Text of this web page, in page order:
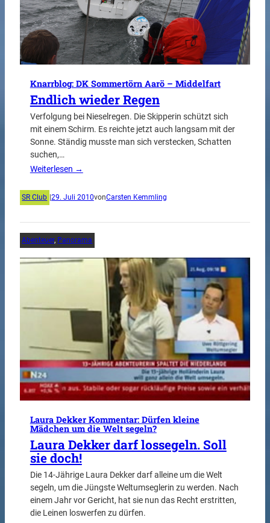
Knarrblog: DK Sommertörn Aarö – Middelfart
Endlich wieder Regen
Verfolgung bei Nieselregen. Die Skipperin schützt sich
mit einem Schirm. Es reichte jetzt auch langsam mit der
Sonne. Ständig musste man sich verstecken, Schatten
suchen,…
Weiterlesen →
SR Club 29. Juli 2010vonCarsten Kemmling
Abenteuer, Panorama
Laura Dekker Kommentar: Dürfen kleine
Mädchen um die Welt segeln?
Laura Dekker darf lossegeln. Soll
sie doch!
Die 14-Jährige Laura Dekker darf alleine um die Welt
segeln, um die Jüngste Weltumseglerin zu werden. Nach
einem Jahr vor Gericht, hat sie nun das Recht erstritten,
die Leinen loswerfen zu dürfen.